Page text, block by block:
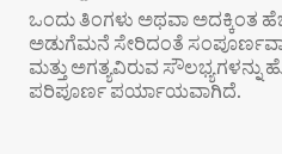
ಒಂದು ತಿಂಗಳು ಅಥವಾ ಅದಕ್ಕಿಂತ
ಅಡುಗೆಮನೆ ಸೇರಿದಂತೆ
ಮತ್ತು ಅಗತ್ಯವಿರುವ ಸೌಲಭ್ಯಗಳನ್ನು
ಪರಿಪೂರ್ಣ ಪರ್ಯಾಯವಾಗಿದೆ.